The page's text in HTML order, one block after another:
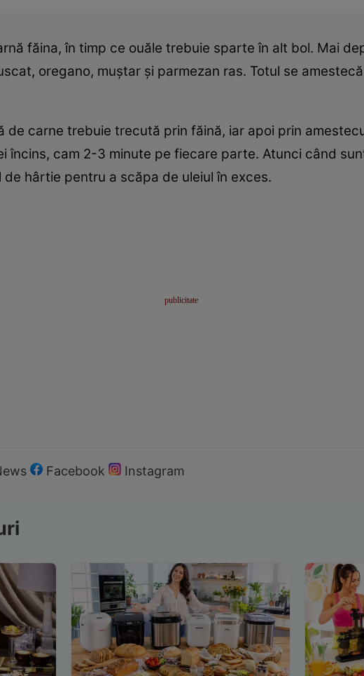
făina, în timp ce ouăle trebuie sparte în alt bol. Mai
oregano, muștar și parmezan ras. Totul se
carne trebuie trecută prin făină, iar apoi prin
încins, cam 2-3 minute pe fiecare parte. Atunci când
hârtie pentru a scăpa de uleiul în exces.
Facebook Instagram